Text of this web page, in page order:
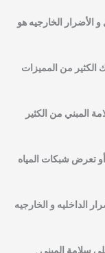
الأضرار الخارجيه هو
الكثير من المميزات
المبني من الكثير
تعرض شبكات المياه
الداخليه و الخارجيه